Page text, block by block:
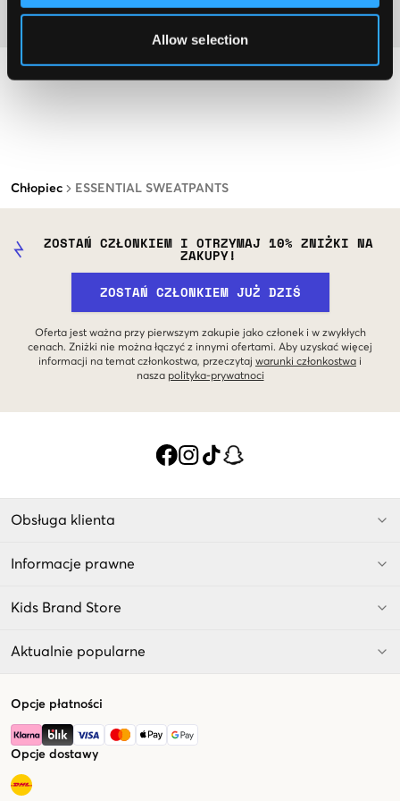
Allow selection
Chłopiec ESSENTIAL SWEATPANTS
Materiał
ZOSTAŃ CZŁONKIEM I OTRZYMAJ 10% ZNIŻKI NA
ZAKUPY!
ZOSTAŃ CZŁONKIEM JUŻ DZIŚ
Oferta jest ważna przy pierwszym zakupie jako członek i w zwykłych
cenach. Zniżki nie można łączyć z innymi ofertami. Aby uzyskać więcej
informacji na temat członkostwa, przeczytaj warunki członkostwa i
nasza polityka-prywatnoci
Obsługa klienta
Informacje prawne
Kids Brand Store
Aktualnie popularne
Opcje płatności
Opcje dostawy